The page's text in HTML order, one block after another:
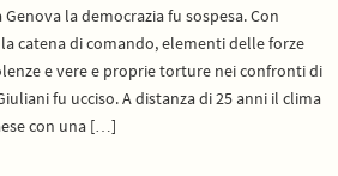
la democrazia fu sospesa. Con
catena di comando, elementi delle forze
e vere e proprie torture nei confronti di
fu ucciso. A distanza di 25 anni il clima
con una […]